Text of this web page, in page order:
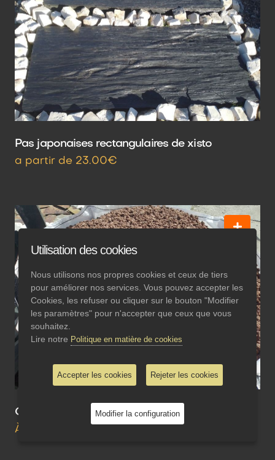
Pas japonaises rectangulaires de xisto
a partir de 23.00€
Graviers volcaniques
À consulter
Utilisation des cookies
Nous utilisons nos propres cookies et ceux de tiers
pour améliorer nos services. Vous pouvez accepter les
Cookies, les refuser ou cliquer sur le bouton "Modifier
les paramètres" pour n'accepter que ceux que vous
souhaitez.
Lire notre Politique en matière de cookies
Accepter les cookies Rejeter les cookies
Modifier la configuration